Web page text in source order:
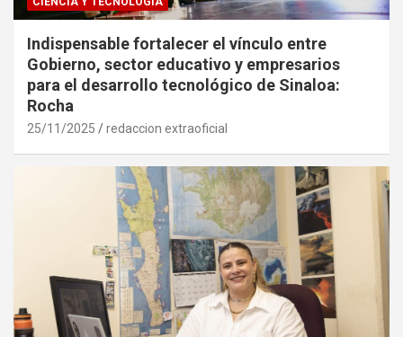
Indispensable fortalecer el vínculo entre
Gobierno, sector educativo y empresarios
para el desarrollo tecnológico de Sinaloa:
Rocha
25/11/2025 redaccion extraoficial